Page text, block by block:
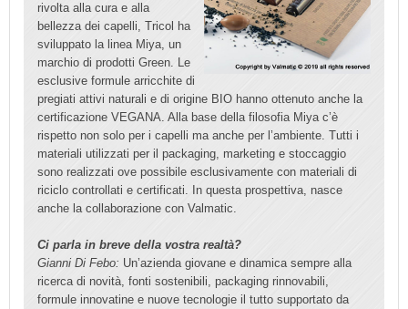
rivolta alla cura e alla
bellezza dei capelli, Tricol ha
sviluppato la linea Miya, un
marchio di prodotti Green. Le
esclusive formule arricchite di
pregiati attivi naturali e di origine BIO hanno ottenuto anche la
certificazione VEGANA. Alla base della filosofia Miya c’è
rispetto non solo per i capelli ma anche per l’ambiente. Tutti i
materiali utilizzati per il packaging, marketing e stoccaggio
sono realizzati ove possibile esclusivamente con materiali di
riciclo controllati e certificati. In questa prospettiva, nasce
anche la collaborazione con Valmatic.
Ci parla in breve della vostra realtà?
Gianni Di Febo: Un’azienda giovane e dinamica sempre alla
ricerca di novità, fonti sostenibili, packaging rinnovabili,
formule innovatine e nuove tecnologie il tutto supportato da